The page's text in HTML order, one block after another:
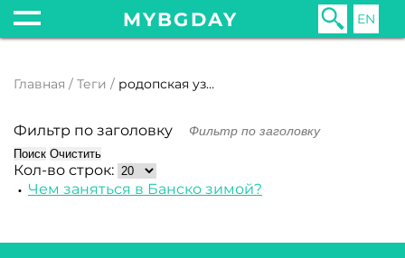
MYBGDAY EN
Главная Теги родопская узкоколейка
Фильтр по заголовку
Поиск Очистить
Кол-во строк:
Чем заняться в Банско зимой?